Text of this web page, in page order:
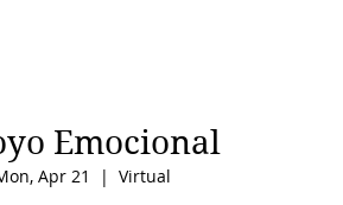
Emocional
Apr 21
  |
Virtual